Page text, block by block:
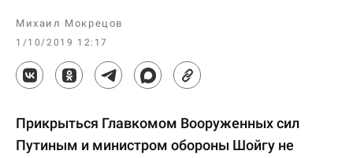
Михаил Мокрецов
1/10/2019 12:17
Прикрыться Главкомом Вооруженных сил
Путиным и министром обороны Шойгу не